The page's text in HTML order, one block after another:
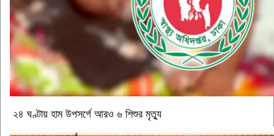
২৪ ঘণ্টায় হাম উপসর্গে আরও ৬ শিশুর মৃত্যু